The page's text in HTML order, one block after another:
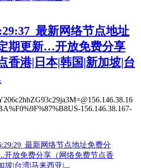
最新网络节点地址
期更新…开放免费分享
香港|日本|韩国|新加坡|台
156.146.38.167-